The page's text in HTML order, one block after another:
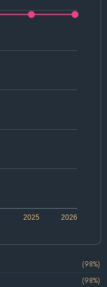
2026
2025
(98%)
(98%)